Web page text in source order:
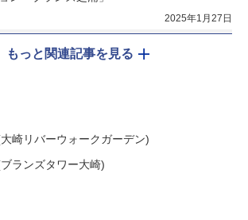
2025年1月27日
もっと関連記事を見る
崎リバーウォークガーデン)
ランズタワー大崎)